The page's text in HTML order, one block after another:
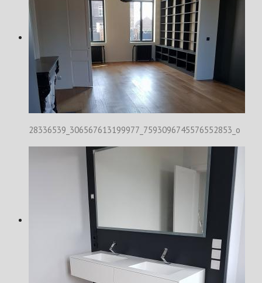
28336539_306567613199977_7593096745576552853_o